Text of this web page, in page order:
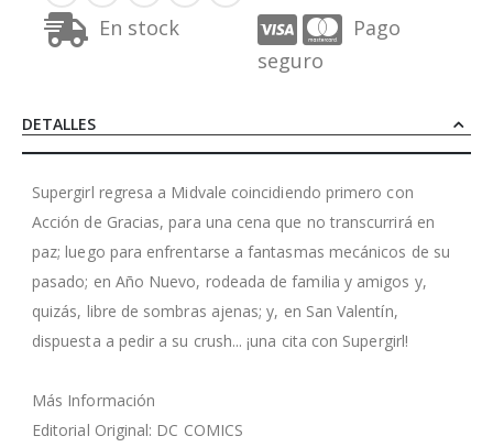
En stock
Pago
seguro
DETALLES
Supergirl regresa a Midvale coincidiendo primero con
Acción de Gracias, para una cena que no transcurrirá en
paz; luego para enfrentarse a fantasmas mecánicos de su
pasado; en Año Nuevo, rodeada de familia y amigos y,
quizás, libre de sombras ajenas; y, en San Valentín,
dispuesta a pedir a su crush... ¡una cita con Supergirl!
Más Información
Editorial Original: DC COMICS